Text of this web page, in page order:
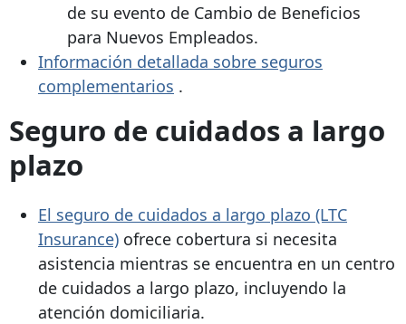
de su evento de Cambio de Beneficios
para Nuevos Empleados.
Información detallada sobre seguros
complementarios .
Seguro de cuidados a largo
plazo
El seguro de cuidados a largo plazo (LTC
Insurance) ofrece cobertura si necesita
asistencia mientras se encuentra en un centro
de cuidados a largo plazo, incluyendo la
atención domiciliaria.